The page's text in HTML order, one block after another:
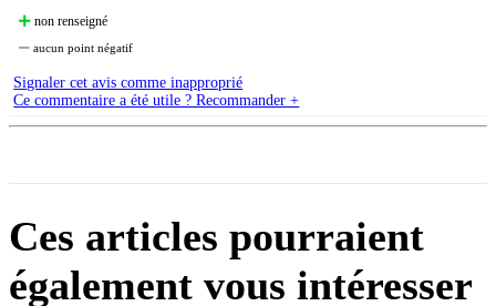
non renseigné
aucun point négatif
Signaler cet avis comme inapproprié
Ce commentaire a été utile ? Recommander +
Ces articles pourraient
également vous intéresser